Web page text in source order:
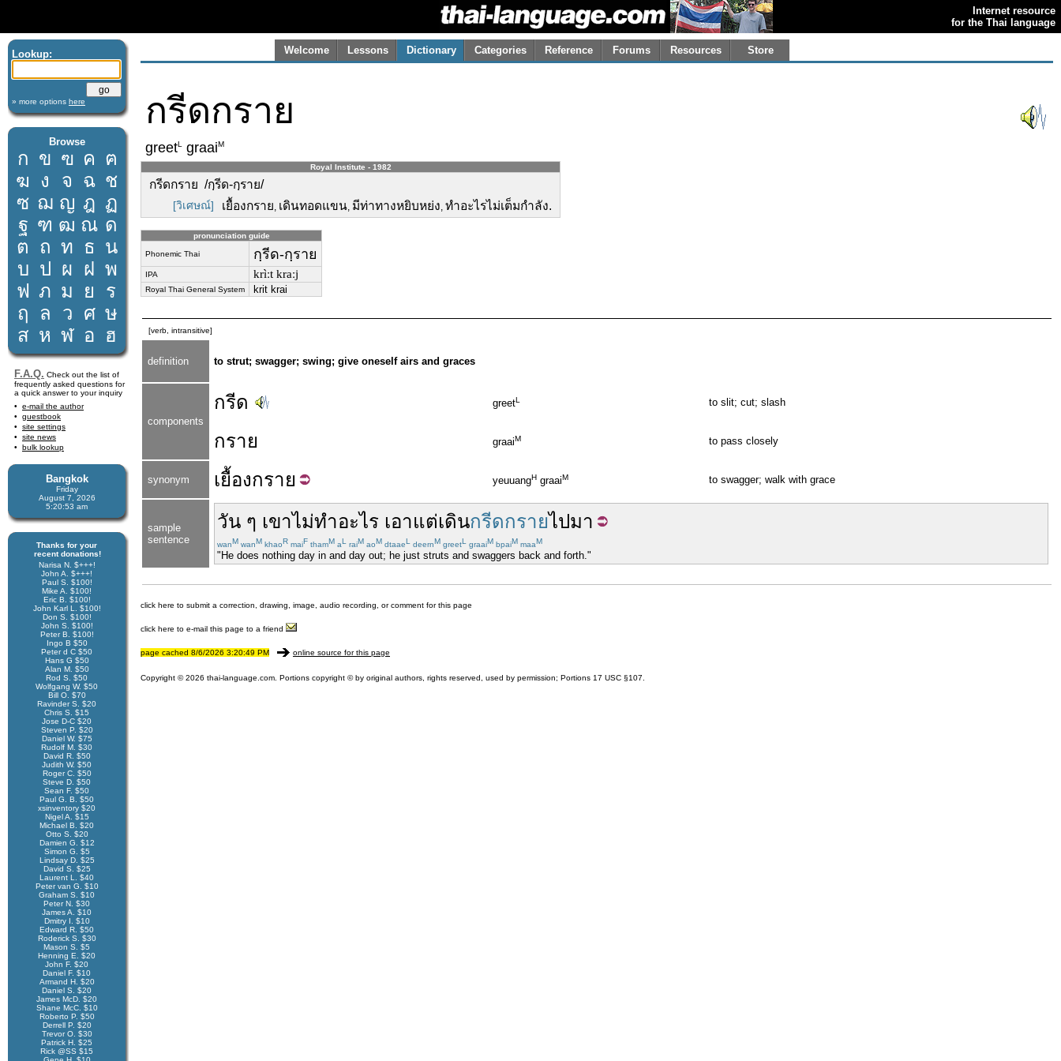
Internet resource
for the Thai language
Lookup:
» more options here
Browse
ก ข ฃ ค ฅ
ฆ ง จ ฉ ช
ซ ฌ ญ ฎ ฏ
ฐ ฑ ฒ ณ ด
ต ถ ท ธ น
บ ป ผ ฝ พ
ฟ ภ ม ย
ร
ฤ
ล ว ศ ษ
ส ห ฬ อ ฮ
F.A.Q. Check out the list of
frequently asked questions for
a quick answer to your inquiry
e-mail the author
guestbook
site settings
site news
bulk lookup
Bangkok
Friday
August 7, 2026
5:20:53 am
Thanks for your
recent donations!
Narisa N. $+++!
John A. $+++!
Paul S. $100!
Mike A. $100!
Eric B. $100!
John Karl L. $100!
Don S. $100!
John S. $100!
Peter B. $100!
Ingo B $50
Peter d C $50
Hans G $50
Alan M. $50
Rod S. $50
Wolfgang W. $50
Bill O. $70
Ravinder S. $20
Chris S. $15
Jose D-C $20
Steven P. $20
Daniel W. $75
Rudolf M. $30
David R. $50
Judith W. $50
Roger C. $50
Steve D. $50
Sean F. $50
Paul G. B. $50
xsinventory $20
Nigel A. $15
Michael B. $20
Otto S. $20
Damien G. $12
Simon G. $5
Lindsay D. $25
David S. $25
Laurent L. $40
Peter van G. $10
Graham S. $10
Peter N. $30
James A. $10
Dmitry I. $10
Edward R. $50
Roderick S. $30
Mason S. $5
Henning E. $20
John F. $20
Daniel F. $10
Armand H. $20
Daniel S. $20
James McD. $20
Shane McC. $10
Roberto P. $50
Derrell P. $20
Trevor O. $30
Patrick H. $25
Rick @SS $15
Welcome Lessons Dictionary Categories Reference Forums Resources Store
กรีดกราย
greetL graaiM
Royal Institute - 1982
กรีดกราย /กฺรีด-กฺราย/
[วิเศษณ์] เยื้องกราย, เดินทอดแขน, มีท่าทางหยิบหย่ง, ทำอะไรไม่เต็มกำลัง.
pronunciation guide
Phonemic Thai กฺรีด-กฺราย
IPA krìːt kraːj
Royal Thai General System krit krai
[verb, intransitive]
definition to strut; swagger; swing; give oneself airs and graces
components
กรีด greetL to slit; cut; slash
กราย graaiM to pass closely
synonym เยื้องกราย yeuuangH graaiM to swagger; walk with grace
sample
sentence
วัน ๆ เขาไม่ทำอะไร เอาแต่เดินกรีดกรายไปมา
wanM wanM khaoR maiF thamM aL raiM aoM dtaaeL deernM greetL graaiM bpaiM maaM
"He does nothing day in and day out; he just struts and swaggers back and forth."
click here to submit a correction, drawing, image, audio recording, or comment for this page
click here to e-mail this page to a friend
page cached 8/6/2026 3:20:49 PM online source for this page
Copyright © 2026 thai-language.com. Portions copyright © by original authors, rights reserved, used by permission; Portions 17 USC §107